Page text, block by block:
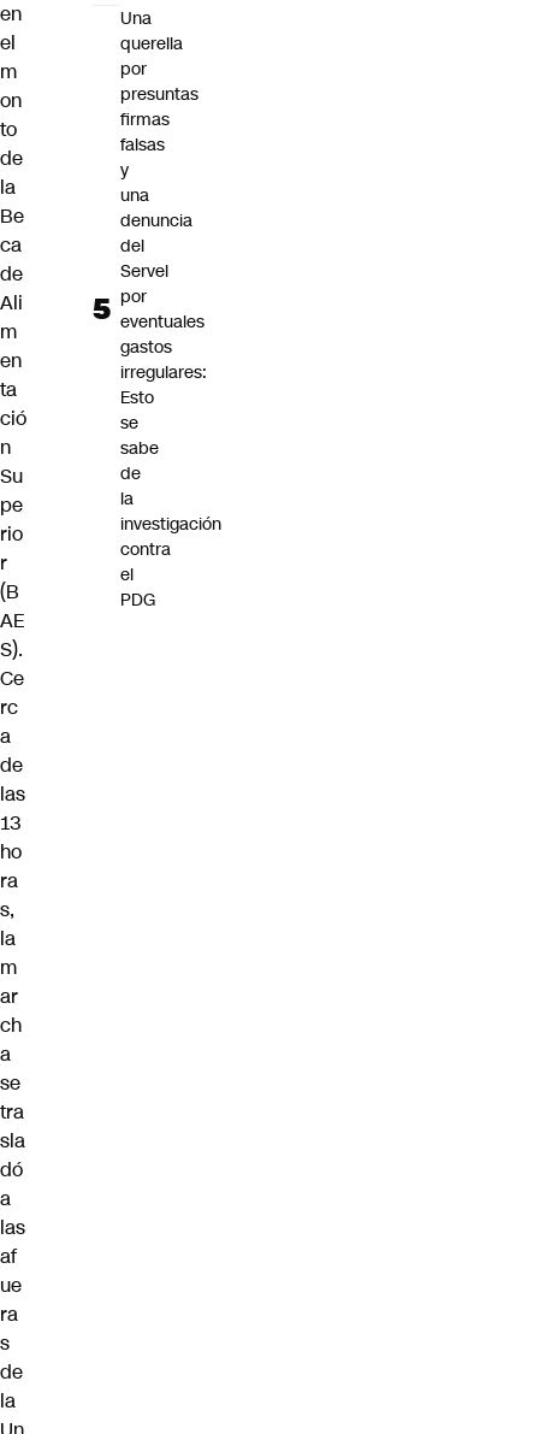
en
el
m
on
to
de
la
Be
ca
de
Ali
m
en
ta
ció
n
Su
pe
rio
r
(B
AE
S).
Ce
rc
a
de
las
13
ho
ra
s,
la
m
ar
ch
a
se
tra
sla
dó
a
las
af
ue
ra
s
de
la
Una
querella
por
presuntas
firmas
falsas
y
una
denuncia
del
Servel
por
eventuales
gastos
irregulares:
Esto
se
sabe
de
la
investigación
contra
el
PDG